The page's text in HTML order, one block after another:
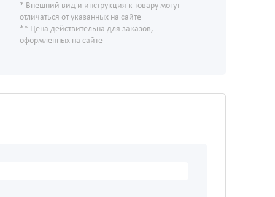
* Внешний вид и инструкция к товару могут
отличаться от указанных на сайте
** Цена действительна для заказов,
оформленных на сайте